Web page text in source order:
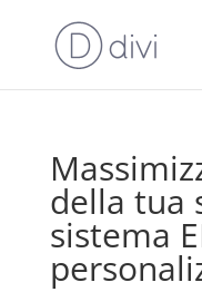
della tua
sistema